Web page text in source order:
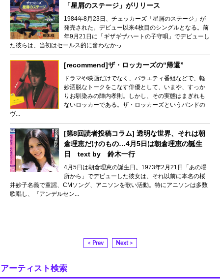
「星屑のステージ」がリリース
1984年8月23日、チェッカーズ「星屑のステージ」が
発売された。デビュー以来4枚目のシングルとなる。前
年9月21日に「ギザギザハートの子守唄」でデビューし
た彼らは、当初はセールス的に奮わなかっ...
[recommend]ザ・ロッカーズの“帰還”
ドラマや映画だけでなく、バラエティ番組などで、軽
妙洒脱なトークをこなす俳優として、いまや、すっか
りお馴染みの陣内孝則。しかし、その実態はまぎれも
ないロッカーである。ザ・ロッカーズというバンドの
ヴ...
[第8回読者投稿コラム] 透明な世界、それは朝
倉理恵だけのもの…4月5日は朝倉理恵の誕生
日 text by 鈴木一行
4月5日は朝倉理恵の誕生日。1973年2月21日「あの場
所から」でデビューした彼女は、それ以前に本名の桜
井妙子名義で童謡、CMソング、アニソンを歌い活動。特にアニソンは多数
歌唱し、『アンデルセン...
< Prev Next >
アーティスト検索